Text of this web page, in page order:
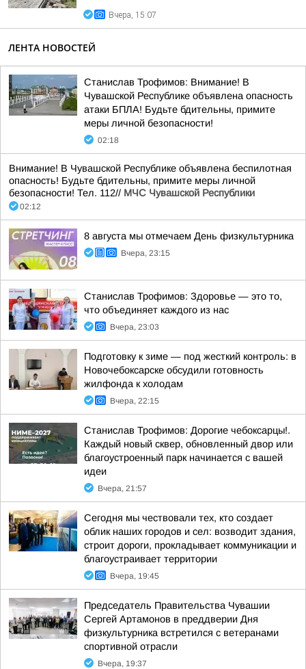
Вчера, 15:07
ЛЕНТА НОВОСТЕЙ
Станислав Трофимов: Внимание! В
Чувашской Республике объявлена опасность
атаки БПЛА! Будьте бдительны, примите
меры личной безопасности!
02:18
Внимание! В Чувашской Республике объявлена беспилотная
опасность! Будьте бдительны, примите меры личной
безопасности! Тел. 112// МЧС Чувашской Республики
02:12
8 августа мы отмечаем День физкультурника
Вчера, 23:15
Станислав Трофимов: Здоровье — это то,
что объединяет каждого из нас
Вчера, 23:03
Подготовку к зиме — под жесткий контроль: в
Новочебоксарске обсудили готовность
жилфонда к холодам
Вчера, 22:15
Станислав Трофимов: Дорогие чебоксарцы!.
Каждый новый сквер, обновленный двор или
благоустроенный парк начинается с вашей
идеи
Вчера, 21:57
Сегодня мы чествовали тех, кто создает
облик наших городов и сел: возводит здания,
строит дороги, прокладывает коммуникации и
благоустраивает территории
Вчера, 19:45
Председатель Правительства Чувашии
Сергей Артамонов в преддверии Дня
физкультурника встретился с ветеранами
спортивной отрасли
Вчера, 19:37